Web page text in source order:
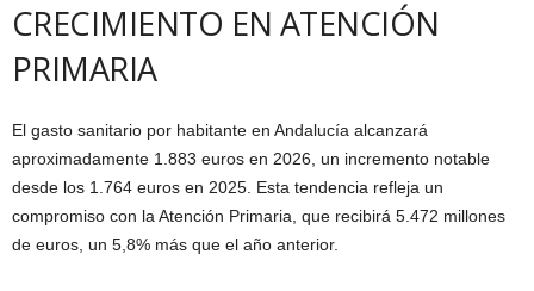
CRECIMIENTO EN ATENCIÓN
PRIMARIA
El gasto sanitario por habitante en Andalucía alcanzará
aproximadamente 1.883 euros en 2026, un incremento notable
desde los 1.764 euros en 2025. Esta tendencia refleja un
compromiso con la Atención Primaria, que recibirá 5.472 millones
de euros, un 5,8% más que el año anterior.